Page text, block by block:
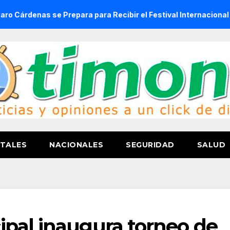
se Prepara para Recibir el Festival Internacional de la
NACIONALES SEGURIDAD SALUD